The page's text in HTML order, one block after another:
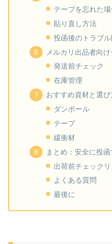
テープを忘れた場
貼り直し方法
投函後のトラブル
メルカリ出品者向
発送前チェック
在庫管理
おすすめ資材と選び
ダンボール
テープ
緩衝材
まとめ：安全に投
出荷前チェックリ
よくある質問
最後に